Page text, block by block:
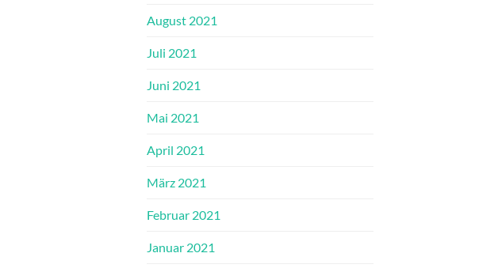
August 2021
Juli 2021
Juni 2021
Mai 2021
April 2021
März 2021
Februar 2021
Januar 2021